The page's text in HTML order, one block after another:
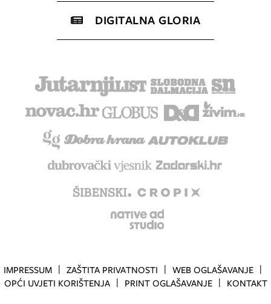
DIGITALNA GLORIA
IMPRESSUM ZAŠTITA PRIVATNOSTI
WEB OGLAŠAVANJE
OPĆI UVJETI KORIŠTENJA
PRINT OGLAŠAVANJE KONTAKT